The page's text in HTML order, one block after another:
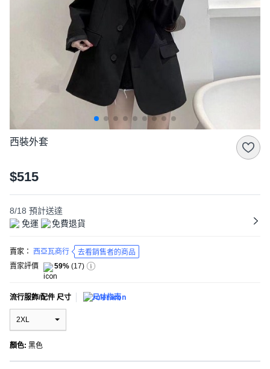
西裝外套
$515
8/18 預計送達
免運
免費退貨
賣家： 西亞瓦商行
去看銷售者的商品
賣家評價
59% (17)
流行服飾/配件 尺寸 尺寸指南
2XL
顏色: 黑色